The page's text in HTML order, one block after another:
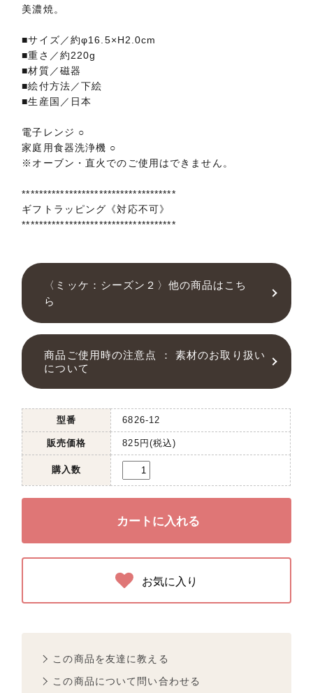
美濃焼。
■サイズ／約φ16.5×H2.0cm
■重さ／約220g
■材質／磁器
■絵付方法／下絵
■生産国／日本
電子レンジ ○
家庭用食器洗浄機 ○
※オーブン・直火でのご使用はできません。
************************************
ギフトラッピング《対応不可》
************************************
〈ミッケ：シーズン２〉他の商品はこち
ら
商品ご使用時の注意点 ： 素材のお取り扱い
について
型番 6826-12
販売価格 825円(税込)
購入数
お気に入り
この商品を友達に教える
この商品について問い合わせる